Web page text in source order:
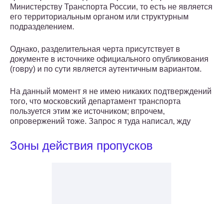
Министерству Транспорта России, то есть не является
его территориальным органом или структурным
подразделением.
Однако, разделительная черта присутствует в
документе в источнике официального опубликования
(говру) и по сути является аутентичным вариантом.
На данный момент я не имею никаких подтверждений
того, что московский департамент транспорта
пользуется этим же источником; впрочем,
опровержений тоже. Запрос я туда написал, жду
Зоны действия пропусков